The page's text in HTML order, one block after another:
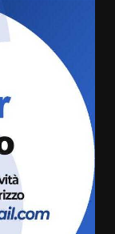
dal
di arma
il piano
del